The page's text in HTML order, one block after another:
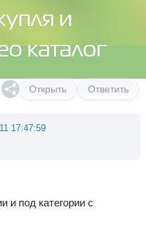
и
каталог
Открыть Ответить
17:47:59
и под категории с